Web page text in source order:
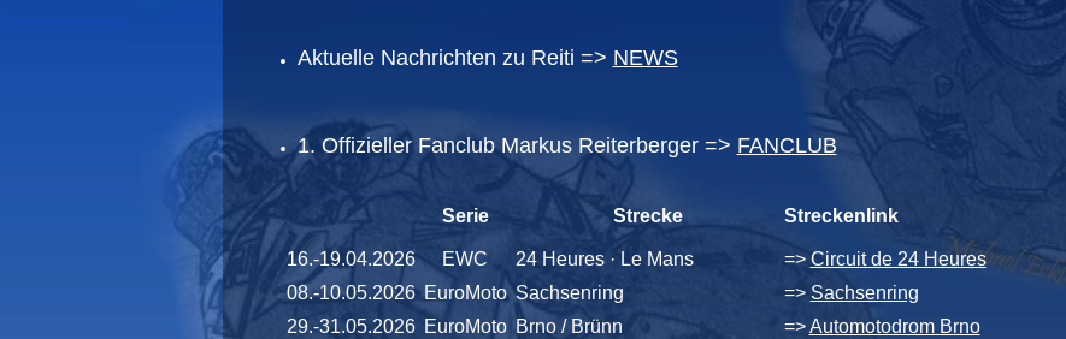
Aktuelle Nachrichten zu Reiti => NEWS
1. Offizieller Fanclub Markus Reiterberger => FANCLUB
Serie Strecke Streckenlink
16.-19.04.2026 EWC 24 Heures · Le Mans => Circuit de 24 Heures
08.-10.05.2026EuroMotoSachsenring => Sachsenring
29.-31.05.2026 EuroMoto Brno / Brünn =>Automotodrom Brno